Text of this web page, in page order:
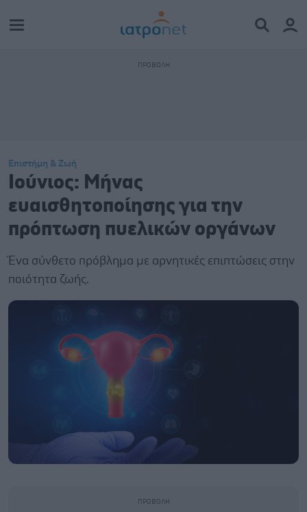
Επιστήμη & Ζωή
Ιούνιος: Μήνας
ευαισθητοποίησης για την
πρόπτωση πυελικών οργάνων
Ένα σύνθετο πρόβλημα με αρνητικές επιπτώσεις στην
ποιότητα ζωής.